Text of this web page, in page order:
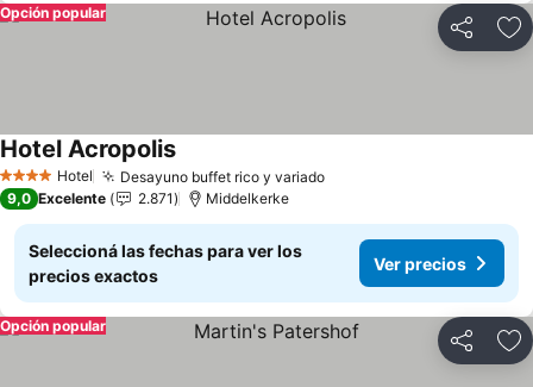
Compartir
Opción popular
4 EstrellasHotel Desayuno buffet rico y variadoVer precios
Hotel AcropolisVer precios
9,0 Excelente 2.871 Middelkerke
Seleccioná las fechas para ver los
precios exactos
Ver precios
Compartir
Opción popular